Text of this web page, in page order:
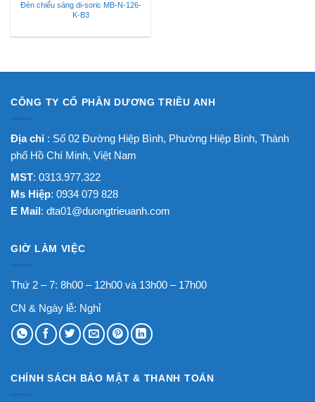
Đèn chiếu sáng di-soric MB-N-126-
K-B3
CÔNG TY CỔ PHẦN DƯƠNG TRIỀU ANH
Địa chỉ : Số 02 Đường Hiệp Bình, Phường Hiệp Bình, Thành
phố Hồ Chí Minh, Việt Nam
MST: 0313.977.322
Ms Hiệp: 0934 079 828
E Mail: dta01@duongtrieuanh.com
GIỜ LÀM VIỆC
Thứ 2 – 7: 8h00 – 12h00 và 13h00 – 17h00
CN & Ngày lễ: Nghỉ
CHÍNH SÁCH BẢO MẬT & THANH TOÁN